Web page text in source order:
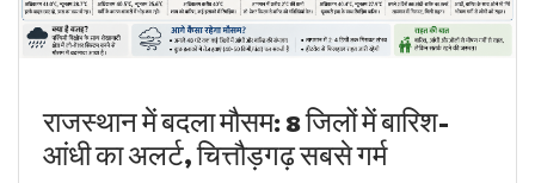
राजस्थान में बदला मौसम: 8 जिलों में बारिश-
आंधी का अलर्ट, चित्तौड़गढ़ सबसे गर्म